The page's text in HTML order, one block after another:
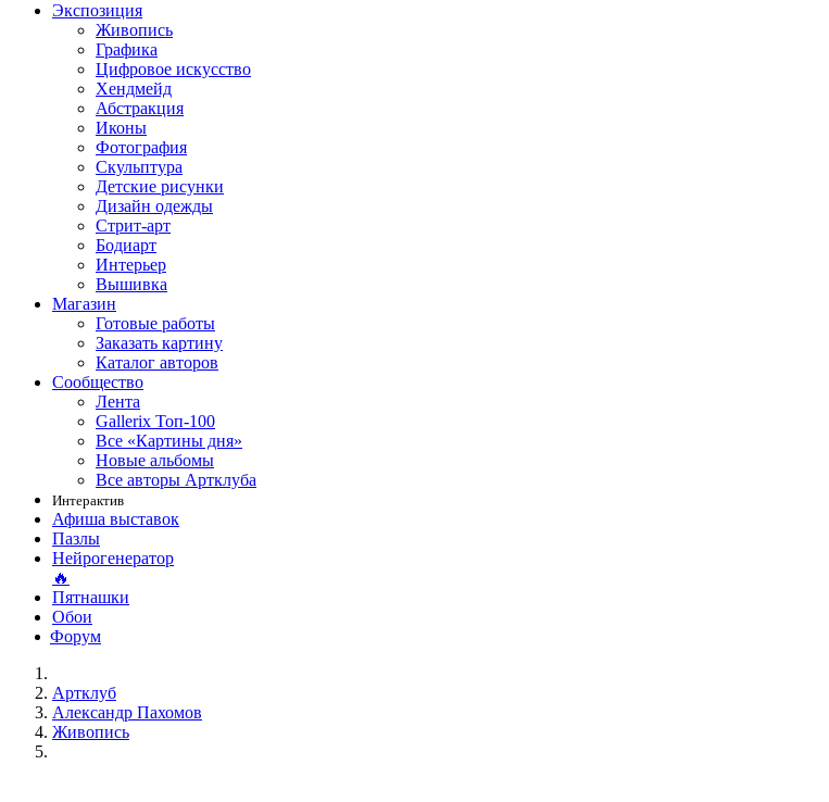
Экспозиция
Живопись
Графика
Цифровое искусство
Хендмейд
Абстракция
Иконы
Фотография
Скульптура
Детские рисунки
Дизайн одежды
Стрит-арт
Бодиарт
Интерьер
Вышивка
Магазин
Готовые работы
Заказать картину
Каталог авторов
Сообщество
Лента
Gallerix Топ-100
Все «Картины дня»
Новые альбомы
Все авторы Артклуба
Интерактив
Афиша выставок
Пазлы
Нейрогенератор
🔥
Пятнашки
Обои
Форум
Артклуб
Александр Пахомов
Живопись